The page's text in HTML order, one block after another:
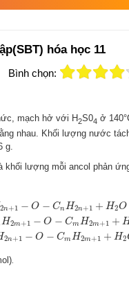
hóa học 11
Bình chọn:
mạch hở với H2S04 ở
nhau. Khối lượng nước
g.
khối lượng mỗi ancol phản
2n+1 − O − CnH2n+1 + H2O
H2m+1 − O − CmH2m+1 +
2n+1 − O − CmH2m+1 + H2
Cn 2n 1+ O Cm H